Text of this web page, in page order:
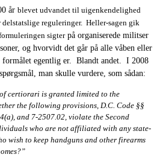
år blevet udvandet til uigenkendelighed
reguleringer. Heller-sagen gik
sigterpå organiserede militser
og hvorvidt det går på alle våben eller
formålet egentlig er. Blandt andet. I 2008
man skulle vurdere, som sådan:
certiorari is granted limited to the
the following provisions, D.C. Code §§
and 7-2507.02, violate the Second
who are not affiliated with any state-
wish to keep handguns and other firearms